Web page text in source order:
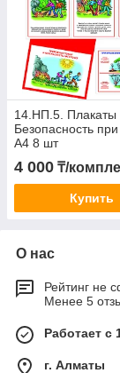
14.НП.5. Плакаты
Безопасность
А4 8 шт
4 000 ₸/
Купить
О нас
Рейтинг не
Менее 5
Работает с
г. Алматы